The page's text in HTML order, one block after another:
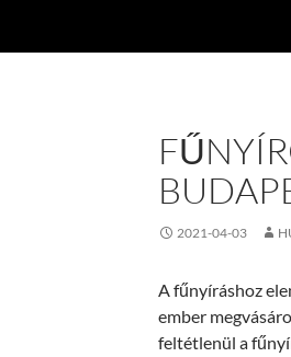
2021-04-03
A fűnyíráshoz
ember
feltétlenül a